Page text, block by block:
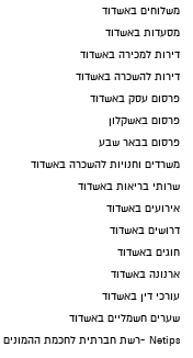
משלוחים באשדוד
מסעדות באשדוד
דירות למכירה באשדוד
דירות להשכרה באשדוד
פרסום עסק באשדוד
פרסום באשקלון
פרסום בבאר שבע
משרדים וחנויות להשכרה באשדוד
שרותי בריאות באשדוד
אירועים באשדוד
דרושים באשדוד
חוגים באשדוד
ארנונה באשדוד
עורכי דין באשדוד
שערים חשמליים באשדוד
Netips -רשת חברתית לחכמת ההמונים